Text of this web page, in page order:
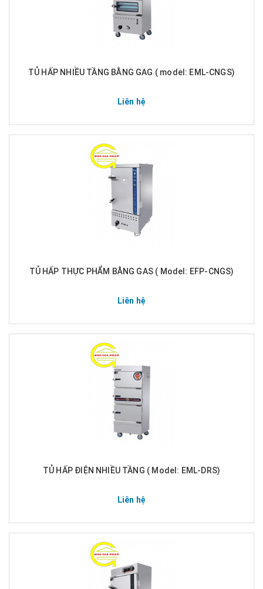
TỦ HẤP NHIỀU TẦNG BẰNG GAG ( model: EML-CNGS)
Liên hệ
TỦ HẤP THỰC PHẨM BẰNG GAS ( Model: EFP-CNGS)
Liên hệ
TỦ HẤP ĐIỆN NHIỀU TẦNG ( Model: EML-DRS)
Liên hệ